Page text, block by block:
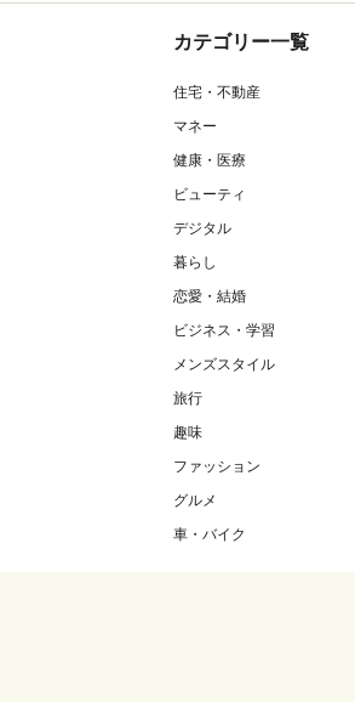
カテゴリー一覧
住宅・不動産
マネー
健康・医療
ビューティ
デジタル
暮らし
恋愛・結婚
ビジネス・学習
メンズスタイル
旅行
趣味
ファッション
グルメ
車・バイク